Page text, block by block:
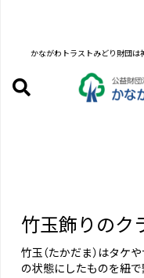
かながわトラストみどり財団は
竹玉飾りのク
竹玉（たかだま）はタケ
の状態にしたものを紐で